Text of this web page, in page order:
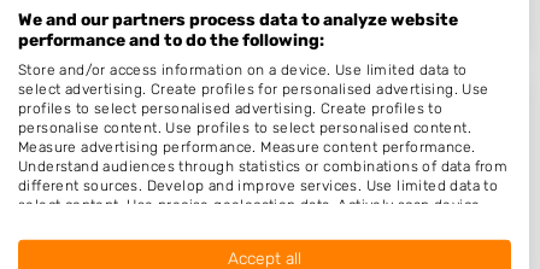
Trendlounge Laren
Schoutenbosje 3 b
1251LE Laren
We and our partners process data to analyze website
performance and to do the following:
Store and/or access information on a device. Use limited data to
select advertising. Create profiles for personalised advertising. Use
profiles to select personalised advertising. Create profiles to
personalise content. Use profiles to select personalised content.
Measure advertising performance. Measure content performance.
Understand audiences through statistics or combinations of data from
different sources. Develop and improve services. Use limited data to
select content. Use precise geolocation data. Actively scan device
Data may be shared outside of the European Union and send to the
Accept all